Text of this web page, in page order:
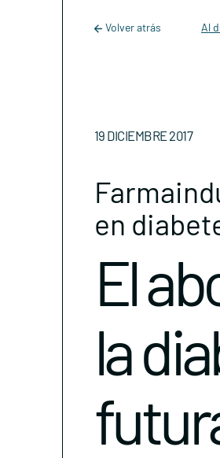
Main Volver atrás Al
19 DICIEMBRE 2017
en
El
la